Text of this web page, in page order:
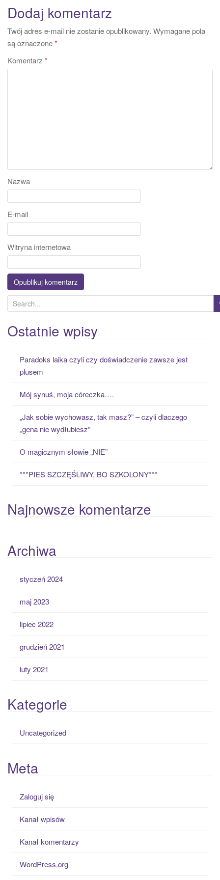
Dodaj komentarz
Twój adres e-mail nie zostanie opublikowany. Wymagane pola
są oznaczone*
Komentarz *
Nazwa
E-mail
Witryna internetowa
e
a
r
Ostatnie wpisy
Paradoks laika czyli czy doświadczenie zawsze jest
plusem
Mój synuś, moja córeczka….
„Jak sobie wychowasz, tak masz?” – czyli dlaczego
„gena nie wydłubiesz”
O magicznym słowie „NIE”
***PIES SZCZĘŚLIWY, BO SZKOLONY***
Najnowsze komentarze
Archiwa
styczeń 2024
maj 2023
lipiec 2022
grudzień 2021
luty 2021
Kategorie
Uncategorized
Meta
Zaloguj się
Kanał wpisów
Kanał komentarzy
WordPress.org